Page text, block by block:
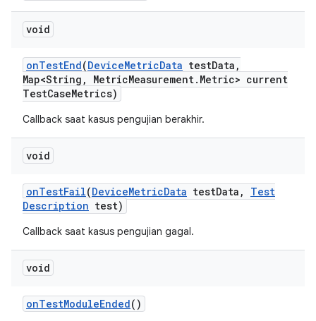
void
onTestEnd(DeviceMetricData testData ,
Map<String , MetricMeasurement. Metric> current
TestCaseMetrics)
Callback saat kasus pengujian berakhir.
void
onTestFail(DeviceMetricData testData ,
Test
Description test)
Callback saat kasus pengujian gagal.
void
onTestModuleEnded()